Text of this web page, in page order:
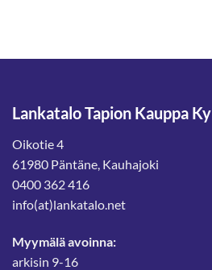
Lankatalo Tapion Kauppa Ky
Oikotie 4
61980 Päntäne, Kauhajoki
0400 362 416
info(at)lankatalo.net
Myymälä avoinna:
arkisin 9-16